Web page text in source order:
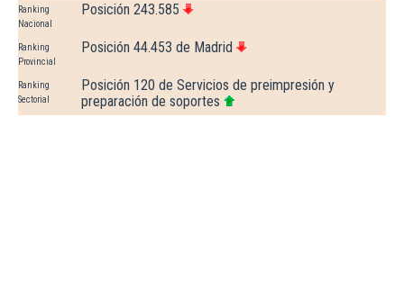
Ranking
Nacional
Posición 243.585
Ranking
Provincial
Posición 44.453 de Madrid
Ranking
Sectorial
Posición 120 de Servicios de preimpresión y
preparación de soportes